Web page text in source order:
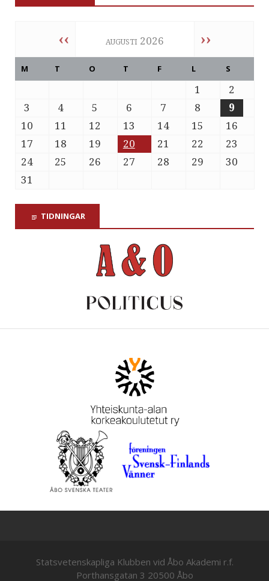
‹‹ augusti 2026 ››
M T O T F L S
1
2
3
4 5 6 7 8
9
10
11 12 13 14 15
16
17
18 19 20 21 22
23
24
25 26 27 28 29
30
31
TIDNINGAR
Statsvetenskapliga Klubben vid Åbo Akademi r.f.
Porthansgatan 3 20500 Åbo